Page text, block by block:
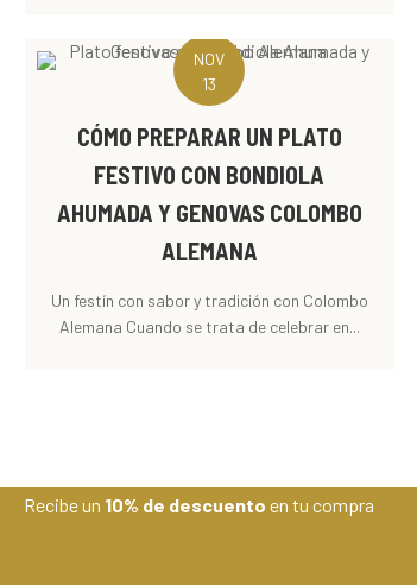
NOV
13
CÓMO PREPARAR UN PLATO
FESTIVO CON BONDIOLA
AHUMADA Y GENOVAS COLOMBO
ALEMANA
Un festín con sabor y tradición con Colombo
Alemana Cuando se trata de celebrar en...
Recibe un 10% de descuento en tu compra